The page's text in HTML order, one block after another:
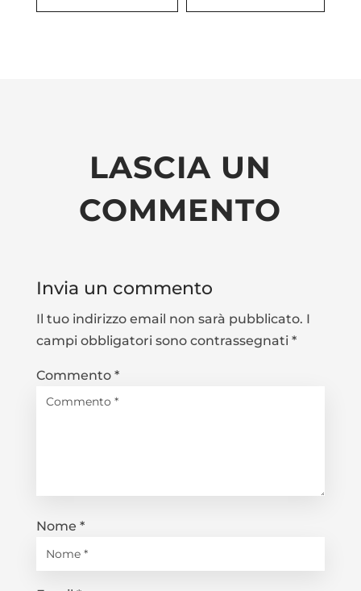
LASCIA UN
COMMENTO
Invia un commento
Il tuo indirizzo email non sarà pubblicato. I
campi obbligatori sono contrassegnati *
Commento *
Nome *